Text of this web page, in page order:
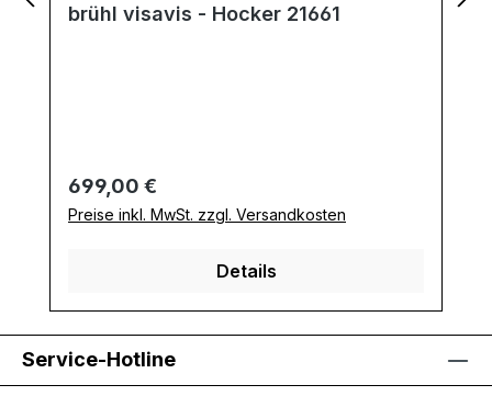
brühl visavis - Hocker 21661
Regulärer Preis:
699,00 €
Preise inkl. MwSt. zzgl. Versandkosten
Details
Service-Hotline